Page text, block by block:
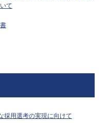
て
採用選考の実現に向けて